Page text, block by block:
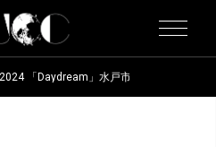
2024 「Daydream」水戸市民会館 グロービ